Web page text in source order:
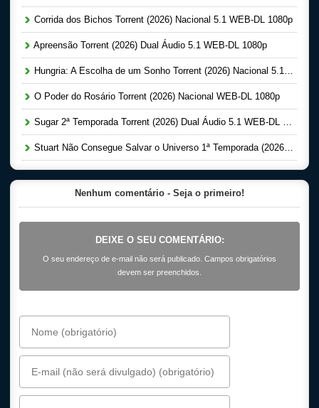
Corrida dos Bichos Torrent (2026) Nacional 5.1 WEB-DL 1080p
Apreensão Torrent (2026) Dual Áudio 5.1 WEB-DL 1080p
Hungria: A Escolha de um Sonho Torrent (2026) Nacional 5.1 WEB-DL 1080p
O Poder do Rosário Torrent (2026) Nacional WEB-DL 1080p
Sugar 2ª Temporada Torrent (2026) Dual Áudio 5.1 WEB-DL 1080p
Stuart Não Consegue Salvar o Universo 1ª Temporada (2026) Dual Áudio 5.1 WEB-DL 1080p
Nenhum comentário - Seja o primeiro!
DEIXE O SEU COMENTÁRIO:
O seu endereço de e-mail não será publicado. Campos obrigatórios
devem ser preenchidos.